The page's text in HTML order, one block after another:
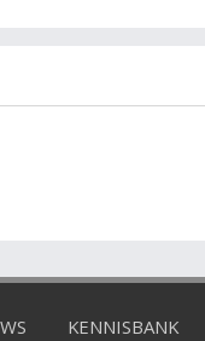
KENNISBANK